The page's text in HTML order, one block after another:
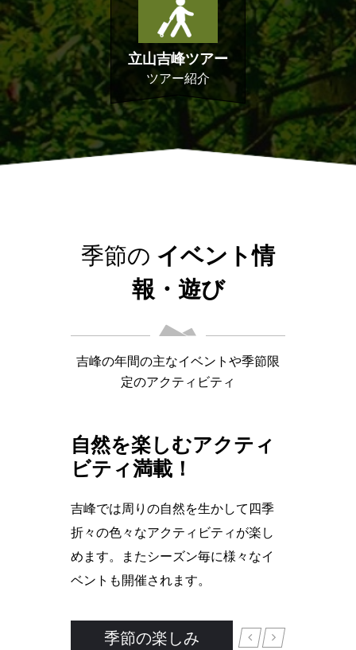
立山吉峰ツアー
ツアー紹介
季節の イベント情
報・遊び
吉峰の年間の主なイベントや季節限
定のアクティビティ
自然を楽しむアクティ
ビティ満載！
吉峰では周りの自然を生かして四季
折々の色々なアクティビティが楽し
めます。またシーズン毎に様々なイ
ベントも開催されます。
季節の楽しみ